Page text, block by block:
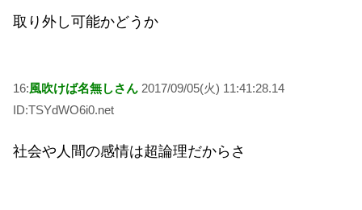
取り外し可能かどうか
16:風吹けば名無しさん 2017/09/05(火) 11:41:28.14
ID:TSYdWO6i0.net
社会や人間の感情は超論理だからさ